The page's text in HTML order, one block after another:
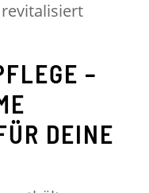
–
DEINE